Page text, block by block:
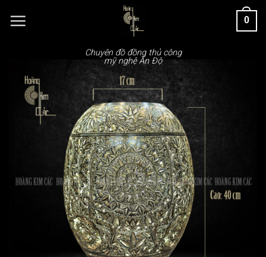
đến
Chuyên đồ đồng thủ công
mỹ nghệ Ấn Độ
0